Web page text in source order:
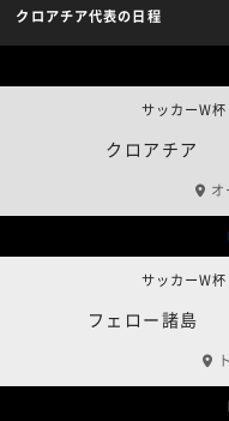
クロアチア代表の日程
クロアチア
サッカーW
フェロー諸島
サッカーW